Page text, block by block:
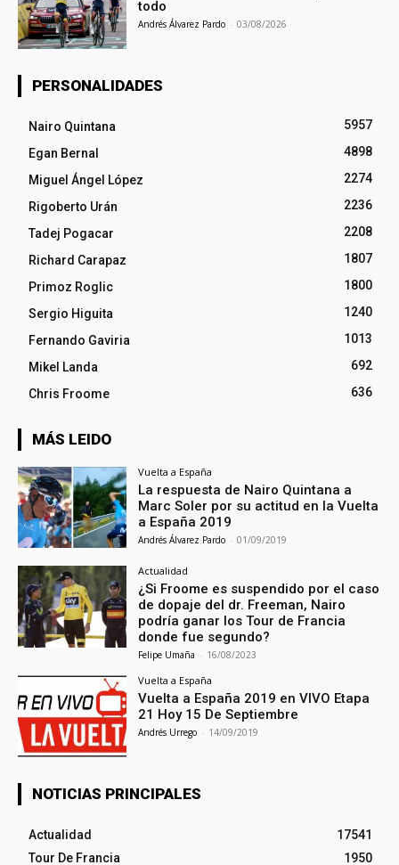
todo
Andrés Álvarez Pardo - 03/08/2026
PERSONALIDADES
Nairo Quintana
5957
Egan Bernal
4898
Miguel Ángel López
2274
Rigoberto Urán
2236
Tadej Pogacar
2208
Richard Carapaz
1807
Primoz Roglic
1800
Sergio Higuita
1240
Fernando Gaviria
1013
Mikel Landa
692
Chris Froome
636
MÁS LEIDO
Vuelta a España
La respuesta de Nairo Quintana a
Marc Soler por su actitud en la Vuelta
a España 2019
Andrés Álvarez Pardo - 01/09/2019
Actualidad
¿Si Froome es suspendido por el caso
de dopaje del dr. Freeman, Nairo
podría ganar los Tour de Francia
donde fue segundo?
Felipe Umaña - 16/08/2023
Vuelta a España
Vuelta a España 2019 en VIVO Etapa
21 Hoy 15 De Septiembre
Andrés Urrego - 14/09/2019
NOTICIAS PRINCIPALES
Actualidad
17541
Tour De Francia
1950